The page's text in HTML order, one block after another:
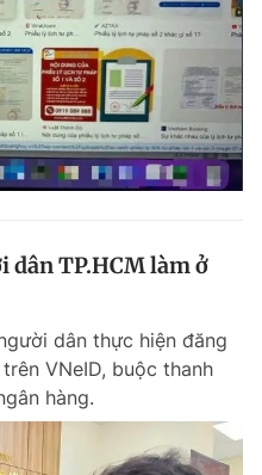
dân TP.HCM làm ở
dân thực hiện đăng
VNeID, buộc thanh
hàng.